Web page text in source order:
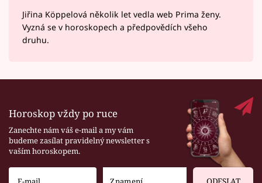
Jiřina Köppelová několik let vedla web Prima ženy.
Vyzná se v horoskopech a předpovědích všeho
druhu.
Horoskop vždy po ruce
Zanechte nám váš e-mail a my vám
budeme zasílat pravidelný newsletter s
vaším horoskopem.